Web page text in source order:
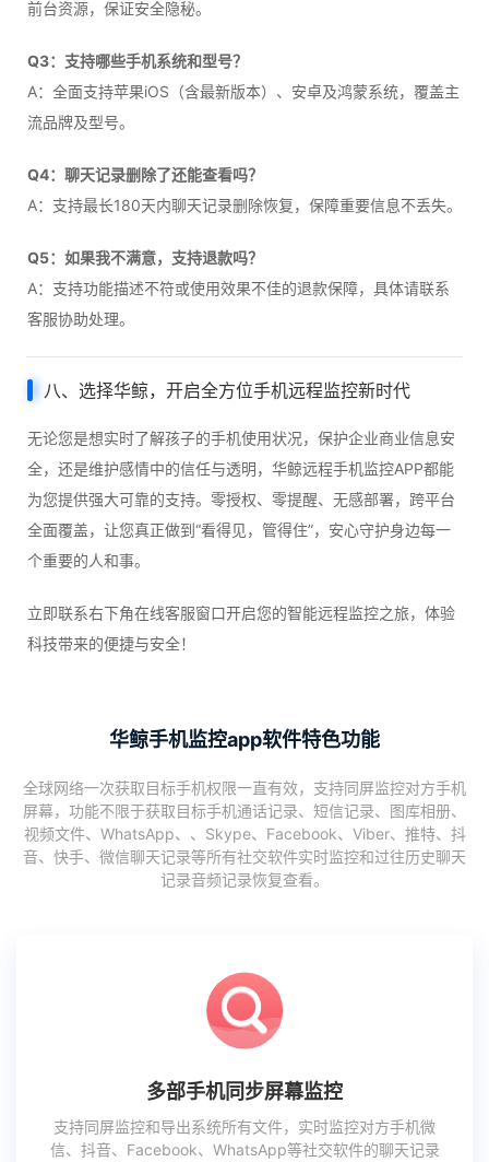
前台资源，保证安全隐秘。
Q3：支持哪些手机系统和型号？
A：全面支持苹果iOS（含最新版本）、安卓及鸿蒙系统，覆盖主
流品牌及型号。
Q4：聊天记录删除了还能查看吗？
A：支持最长180天内聊天记录删除恢复，保障重要信息不丢失。
Q5：如果我不满意，支持退款吗？
A：支持功能描述不符或使用效果不佳的退款保障，具体请联系
客服协助处理。
八、选择华鲸，开启全方位手机远程监控新时代
无论您是想实时了解孩子的手机使用状况，保护企业商业信息安
全，还是维护感情中的信任与透明，华鲸远程手机监控APP都能
为您提供强大可靠的支持。零授权、零提醒、无感部署，跨平台
全面覆盖，让您真正做到“看得见，管得住”，安心守护身边每一
个重要的人和事。
立即联系右下角在线客服窗口开启您的智能远程监控之旅，体验
科技带来的便捷与安全！
华鲸手机监控app软件特色功能
全球网络一次获取目标手机权限一直有效，支持同屏监控对方手机
屏幕，功能不限于获取目标手机通话记录、短信记录、图库相册、
视频文件、WhatsApp、、Skype、Facebook、Viber、推特、抖
音、快手、微信聊天记录等所有社交软件实时监控和过往历史聊天
记录音频记录恢复查看。
多部手机同步屏幕监控
支持同屏监控和导出系统所有文件，实时监控对方手机微
信、抖音、Facebook、WhatsApp等社交软件的聊天记录